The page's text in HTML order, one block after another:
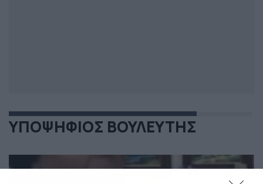
ΥΠΟΨΗΦΙΟΣ ΒΟΥΛΕΥΤΗΣ